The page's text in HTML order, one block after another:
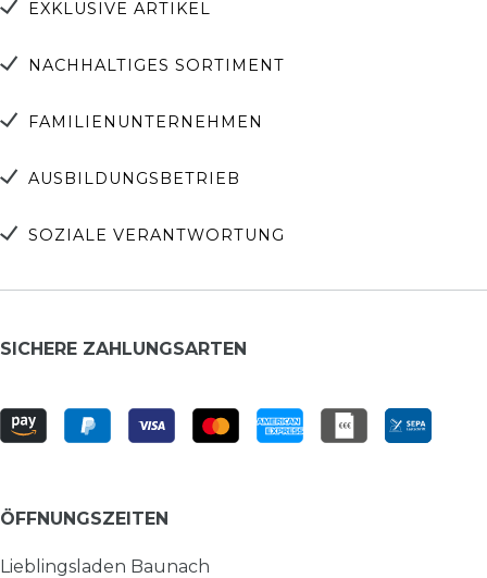
EXKLUSIVE ARTIKEL
NACHHALTIGES SORTIMENT
FAMILIENUNTERNEHMEN
AUSBILDUNGSBETRIEB
SOZIALE VERANTWORTUNG
SICHERE ZAHLUNGSARTEN
ÖFFNUNGSZEITEN
Lieblingsladen Baunach